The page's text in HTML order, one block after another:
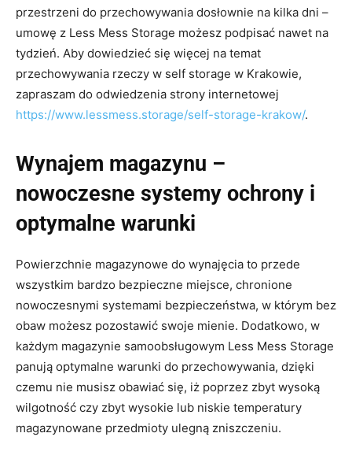
przestrzeni do przechowywania dosłownie na kilka dni –
umowę z Less Mess Storage możesz podpisać nawet na
tydzień. Aby dowiedzieć się więcej na temat
przechowywania rzeczy w self storage w Krakowie,
zapraszam do odwiedzenia strony internetowej
https://www.lessmess.storage/self-storage-krakow/.
Wynajem magazynu –
nowoczesne systemy ochrony i
optymalne warunki
Powierzchnie magazynowe do wynajęcia to przede
wszystkim bardzo bezpieczne miejsce, chronione
nowoczesnymi systemami bezpieczeństwa, w którym bez
obaw możesz pozostawić swoje mienie. Dodatkowo, w
każdym magazynie samoobsługowym Less Mess Storage
panują optymalne warunki do przechowywania, dzięki
czemu nie musisz obawiać się, iż poprzez zbyt wysoką
wilgotność czy zbyt wysokie lub niskie temperatury
magazynowane przedmioty ulegną zniszczeniu.